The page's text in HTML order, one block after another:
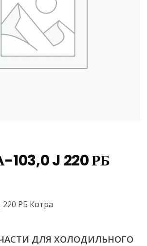
103,0 J 220 РБ
220 РБ Котра
ДЛЯ ХОЛОДИЛЬНОГО